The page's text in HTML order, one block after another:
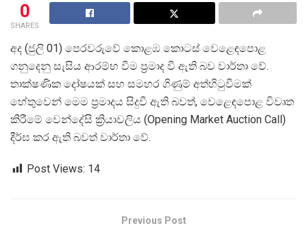
0
SHARES
අද (ජුලි 01) පෙරවරුවේ කොළඹ කොටස් වෙළෙඳපොළ
ගනුදෙනු සැසිය ආරම්භ වීම ප්රමාද වී ඇති බව වාර්තා වේ.
තාක්ෂණික දෝෂයක් සහ සමහර ගිණුම් අත්හිටුවීමක්
හේතුවෙන් මෙම ප්රමාදය සිදුවී ඇති බවත්, වෙළෙඳපොළ විවෘත
කිරීමේ වෙන්දේසි ක්රියාවලිය (Opening Market Auction Call)
දීර්ඝ කර ඇති බවත් වාර්තා වේ.
Post Views: 14
Previous Post